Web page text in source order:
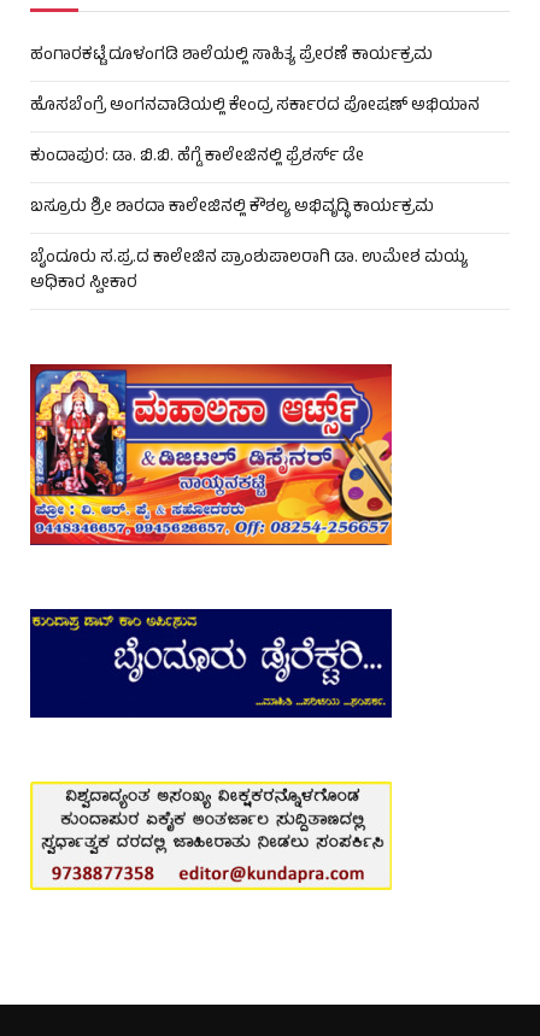
ಹಂಗಾರಕಟ್ಟೆ ದೂಳಂಗಡಿ ಶಾಲೆಯಲ್ಲಿ ಸಾಹಿತ್ಯ ಪ್ರೇರಣೆ ಕಾರ್ಯಕ್ರಮ
ಹೊಸಬೆಂಗ್ರೆ ಅಂಗನವಾಡಿಯಲ್ಲಿ ಕೇಂದ್ರ ಸರ್ಕಾರದ ಪೋಷಣ್ ಅಭಿಯಾನ
ಕುಂದಾಪುರ: ಡಾ. ಬಿ.ಬಿ. ಹೆಗ್ಡೆ ಕಾಲೇಜಿನಲ್ಲಿ ಫ್ರೆಶರ್ಸ್ ಡೇ
ಬಸ್ರೂರು ಶ್ರೀ ಶಾರದಾ ಕಾಲೇಜಿನಲ್ಲಿ ಕೌಶಲ್ಯ ಅಭಿವೃದ್ಧಿ ಕಾರ್ಯಕ್ರಮ
ಬೈಂದೂರು ಸ.ಪ್ರ.ದ ಕಾಲೇಜಿನ ಪ್ರಾಂಶುಪಾಲರಾಗಿ ಡಾ. ಉಮೇಶ ಮಯ್ಯ
ಅಧಿಕಾರ ಸ್ವೀಕಾರ